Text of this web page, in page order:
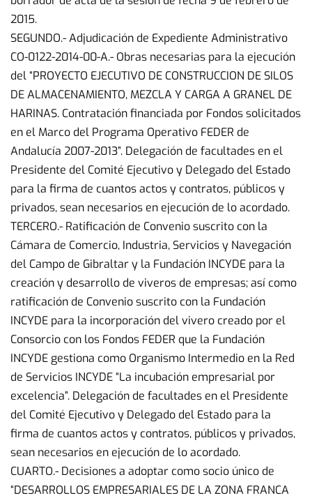
2015.
SEGUNDO.- Adjudicación de Expediente Administrativo
CO-0122-2014-00-A.- Obras necesarias para la ejecución
del “PROYECTO EJECUTIVO DE CONSTRUCCION DE SILOS
DE ALMACENAMIENTO, MEZCLA Y CARGA A GRANEL DE
HARINAS. Contratación financiada por Fondos solicitados
en el Marco del Programa Operativo FEDER de
Andalucía 2007-2013”. Delegación de facultades en el
Presidente del Comité Ejecutivo y Delegado del Estado
para la firma de cuantos actos y contratos, públicos y
privados, sean necesarios en ejecución de lo acordado.
TERCERO.- Ratificación de Convenio suscrito con la
Cámara de Comercio, Industria, Servicios y Navegación
del Campo de Gibraltar y la Fundación INCYDE para la
creación y desarrollo de viveros de empresas; así como
ratificación de Convenio suscrito con la Fundación
INCYDE para la incorporación del vivero creado por el
Consorcio con los Fondos FEDER que la Fundación
INCYDE gestiona como Organismo Intermedio en la Red
de Servicios INCYDE “La incubación empresarial por
excelencia”. Delegación de facultades en el Presidente
del Comité Ejecutivo y Delegado del Estado para la
firma de cuantos actos y contratos, públicos y privados,
sean necesarios en ejecución de lo acordado.
CUARTO.- Decisiones a adoptar como socio único de
“DESARROLLOS EMPRESARIALES DE LA ZONA FRANCA